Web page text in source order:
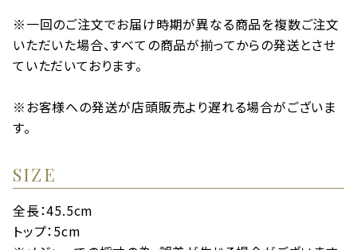
※一回のご注文でお届け時期が異なる商品を複数ご注文
いただいた場合、すべての商品が揃ってからの発送とさせ
ていただいております。
※お客様への発送が店頭販売より遅れる場合がございま
す。
SIZE
全長：45.5cm
トップ：5cm